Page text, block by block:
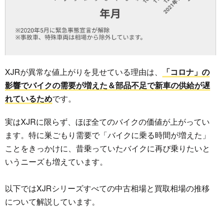
XJRが異常な値上がりを見せている理由は、
「コロナ」の
影響でバイクの需要が増えた＆部品不足で新車の供給が遅
れているためです。
実はXJRに限らず、ほぼ全てのバイクの価値が上がってい
ます。特に巣ごもり需要で「バイクに乗る時間が増えた」
ことをきっかけに、昔乗っていたバイクに再び乗りたいと
いうニーズも増えています。
以下ではXJRシリーズすべての中古相場と買取相場の推移
について解説しています。